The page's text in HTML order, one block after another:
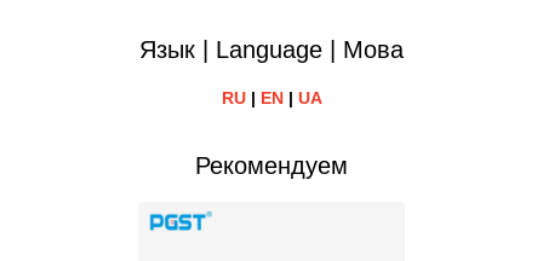
Язык | Language | Мова
RU| EN| UA
Рекомендуем